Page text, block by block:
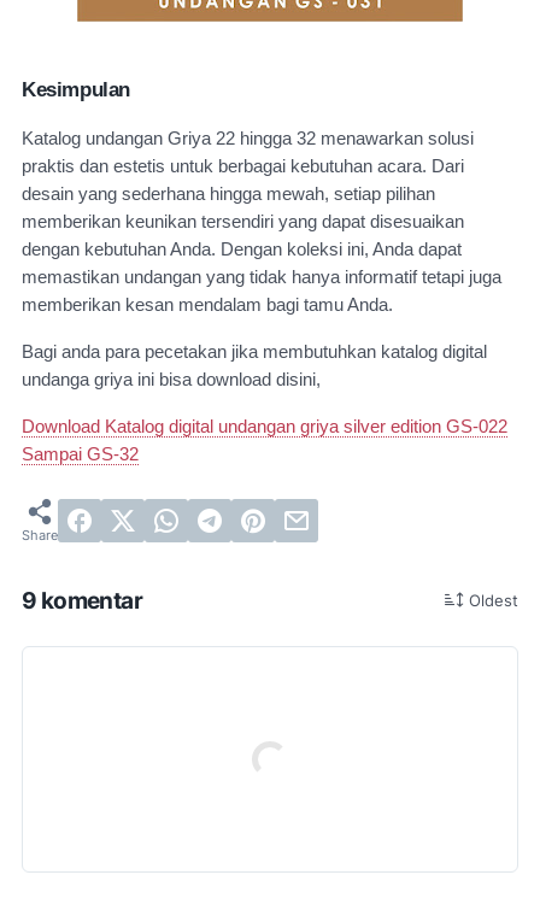
Kesimpulan
Katalog undangan Griya 22 hingga 32 menawarkan solusi
praktis dan estetis untuk berbagai kebutuhan acara. Dari
desain yang sederhana hingga mewah, setiap pilihan
memberikan keunikan tersendiri yang dapat disesuaikan
dengan kebutuhan Anda. Dengan koleksi ini, Anda dapat
memastikan undangan yang tidak hanya informatif tetapi juga
memberikan kesan mendalam bagi tamu Anda.
Bagi anda para pecetakan jika membutuhkan katalog digital
undanga griya ini bisa download disini,
Download Katalog digital undangan griya silver edition GS-022
Sampai GS-32
9 komentar Oldest